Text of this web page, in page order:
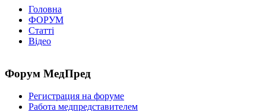
Головна
ФОРУМ
Статті
Відео
Форум МедПред
Регистрация на форуме
Работа медпредставителем